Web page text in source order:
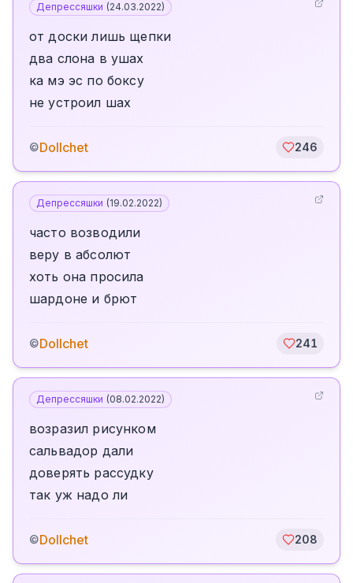
Депрессяшки (24.03.2022)
от доски лишь щепки
два слона в ушах
ка мэ эс по боксу
не устроил шах
©Dollchet 246
Депрессяшки (19.02.2022)
часто возводили
веру в абсолют
хоть она просила
шардоне и брют
©Dollchet 241
Депрессяшки (08.02.2022)
возразил рисунком
сальвадор дали
доверять рассудку
так уж надо ли
©Dollchet 208